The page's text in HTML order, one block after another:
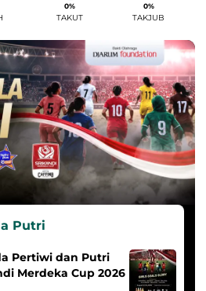
0%
TAKUT
0%
TAKJUB
Putri
Pertiwi dan Putri
Merdeka Cup 2026